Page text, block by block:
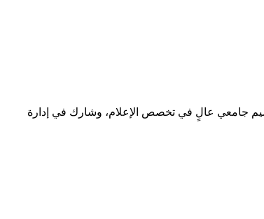
جامعي عالٍ في تخصص الإعلام، وشارك في إدارة